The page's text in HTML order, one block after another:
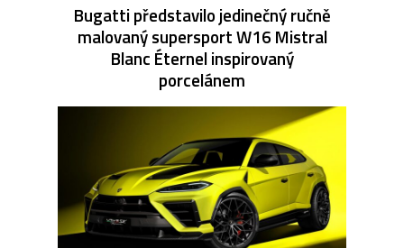
Bugatti představilo jedinečný ručně
malovaný supersport W16 Mistral
Blanc Éternel inspirovaný
porcelánem